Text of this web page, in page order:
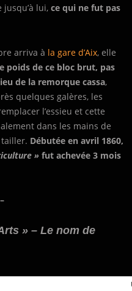
lui, ce qui ne fut pas
arriva à la gare d’Aix, elle
poids de ce bloc brut, pas
de la remorque cassa,
quelques galères, les
l’essieu et cette
dans les mains de
Débutée en avril 1860,
» fut achevée 3 mois
» – Le nom de